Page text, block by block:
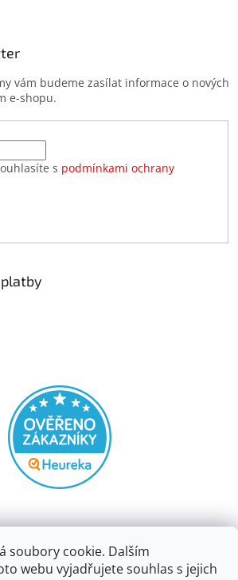
soubory cookie. Dalším
webu vyjadřujete souhlas s jejich
vám budeme zasílat informace o nových
e-shopu.
s podmínkami ochrany